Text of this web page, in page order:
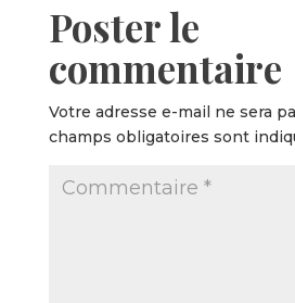
Poster le
commentaire
Votre adresse e-mail ne sera
champs obligatoires sont